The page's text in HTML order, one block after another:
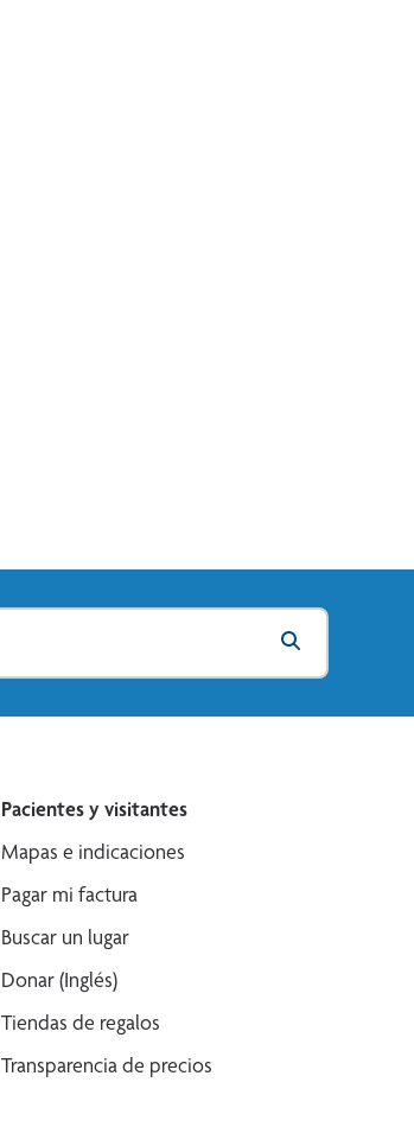
Pacientes y visitantes
Mapas e indicaciones
Pagar mi factura
Buscar un lugar
Donar (Inglés)
Tiendas de regalos
Transparencia de precios